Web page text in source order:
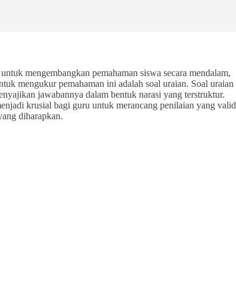
mengembangkan pemahaman siswa secara mendalam,
mengukur pemahaman ini adalah soal uraian. Soal uraian
jawabannya dalam bentuk narasi yang terstruktur.
krusial bagi guru untuk merancang penilaian yang valid
diharapkan.